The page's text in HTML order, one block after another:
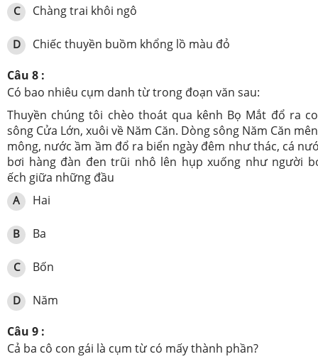
C Chàng trai khôi ngô
D
Chiếc thuyền buồm khổng lồ màu đỏ
Câu 8 :
Có bao nhiêu cụm danh từ trong đoạn văn sau:
Thuyền chúng tôi chèo thoát qua kênh Bọ Mắt đổ ra
sông Cửa Lớn, xuôi về Năm Căn. Dòng sông Năm Căn
mông, nước ầm ầm đổ ra biển ngày đêm như thác, cá
bơi hàng đàn đen trũi nhô lên hụp xuống như người
ếch giữa những đầu
A Hai
B Ba
C Bốn
D
Năm
Câu 9 :
Cả ba cô con gái là cụm từ có mấy thành phần?